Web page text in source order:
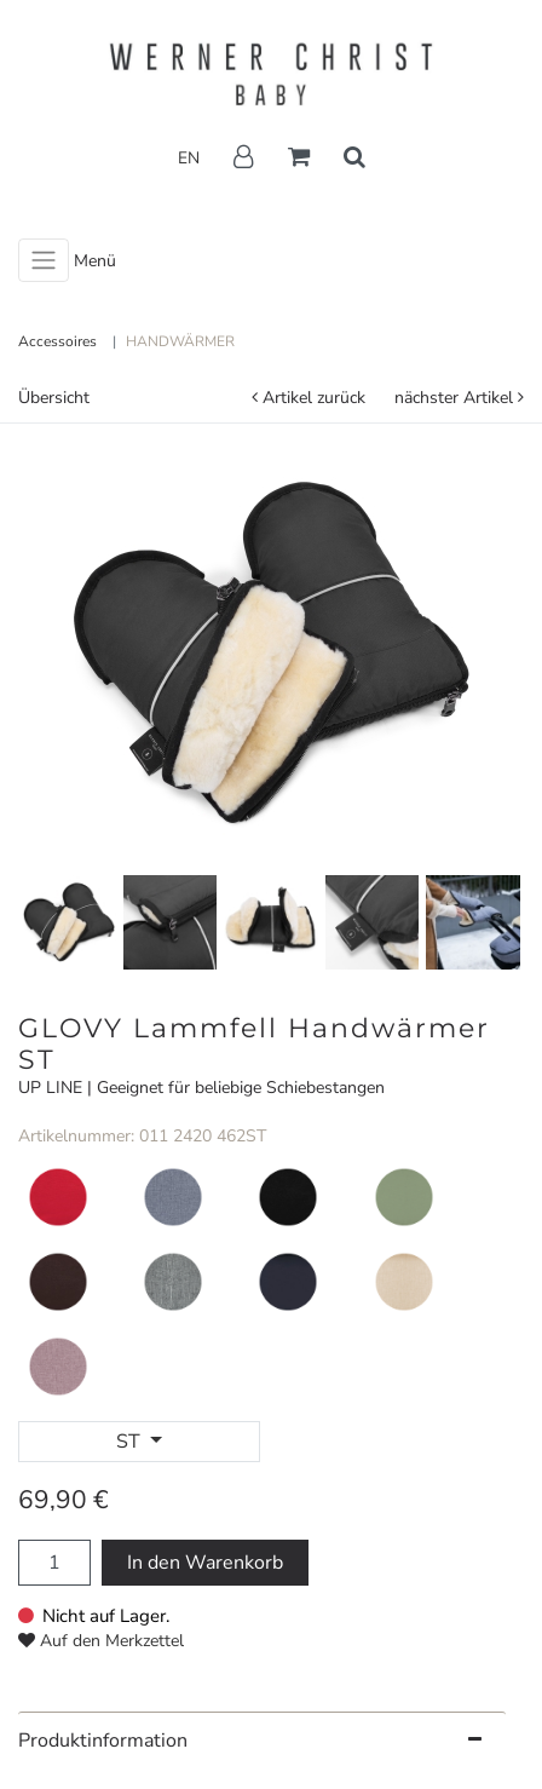
EN
Menü
Accessoires HANDWÄRMER
Übersicht Artikel zurück nächster Artikel
GLOVY Lammfell Handwärmer
ST
UP LINE | Geeignet für beliebige Schiebestangen
Artikelnummer: 011 2420 462ST
ST
69,90 €
In den Warenkorb
Nicht auf Lager.
Auf den Merkzettel
Produktinformation